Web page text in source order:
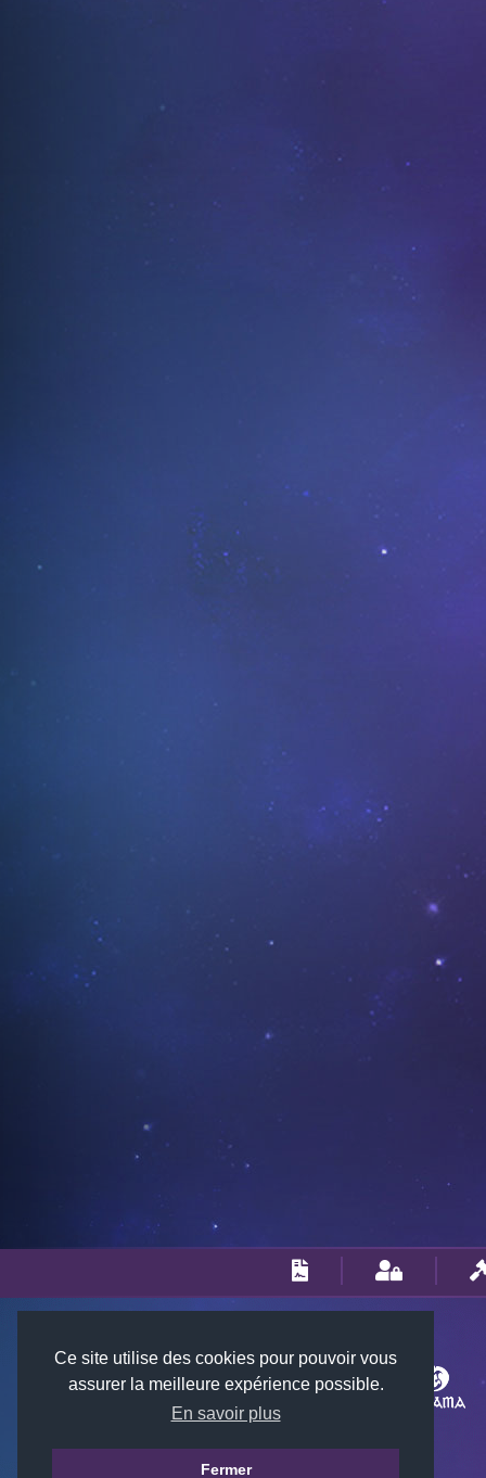
Ce site utilise des cookies pour pouvoir vous
assurer la meilleure expérience possible.
En savoir plus
Fermer